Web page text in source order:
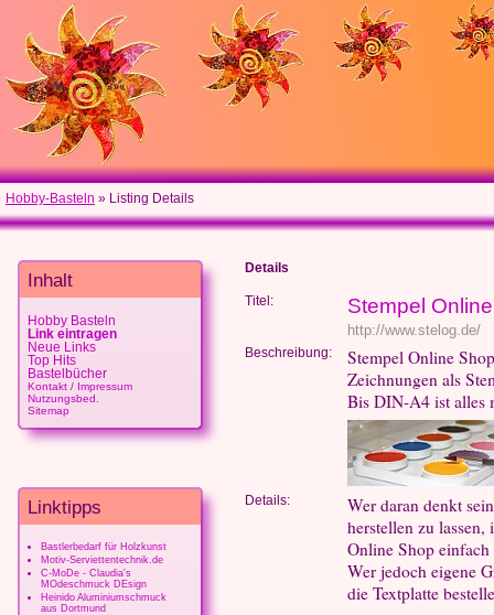
Details
Titel: Stempel
http://www.stelog.de/
Beschreibung:
Stempel Online
Zeichnungen als
Bis DIN-A4 ist alles
Details:
Wer daran denkt
herstellen zu
Online Shop einfach
Wer jedoch eigene
die Textplatte
Inhalt
Hobby Basteln
Link eintragen
Neue Links
Top Hits
Bastelbücher
Kontakt / Impressum
Nutzungsbed.
Sitemap
Linktipps
Bastlerbedarf für Holzkunst
Motiv-Serviettentechnik.de
C-MoDe - Claudia's
MOdeschmuck DEsign
Heinido Aluminiumschmuck
aus Dortmund
Hobby-Basteln » Listing Details